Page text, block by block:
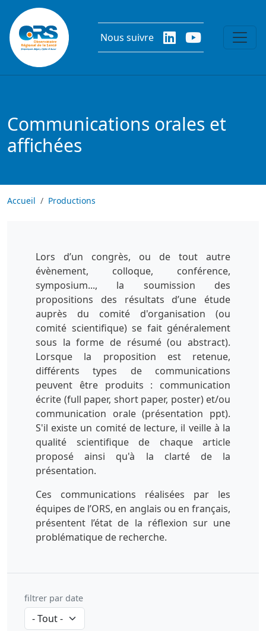
Aller au contenu principal
Nous suivre
Communications orales et
affichées
Accueil Productions
Lors d’un congrès, ou de tout autre
évènement, colloque, conférence,
symposium..., la soumission des
propositions des résultats d’une étude
auprès du comité d'organisation (ou
comité scientifique) se fait généralement
sous la forme de résumé (ou abstract).
Lorsque la proposition est retenue,
différents types de communications
peuvent être produits : communication
écrite (full paper, short paper, poster) et/ou
communication orale (présentation ppt).
S'il existe un comité de lecture, il veille à la
qualité scientifique de chaque article
proposé ainsi qu'à la clarté de la
présentation.
Ces communications réalisées par les
équipes de l’ORS, en anglais ou en français,
présentent l’état de la réflexion sur une
problématique de recherche.
filtrer par date